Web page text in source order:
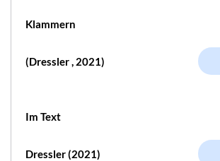
Klammern
(Dressler , 2021)
Im Text
Dressler (2021)